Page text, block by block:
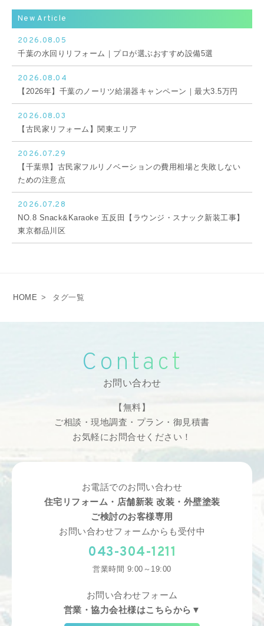
New Article
2026.08.05
千葉の水回りリフォーム｜プロが選ぶおすすめ設備5選
2026.08.04
【2026年】千葉のノーリツ給湯器キャンペーン｜最大3.5万円
2026.08.03
【古民家リフォーム】関東エリア
2026.07.29
【千葉県】古民家フルリノベーションの費用相場と失敗しない
ための注意点
2026.07.28
NO.8 Snack&Karaoke 五反田【ラウンジ・スナック新装工事】
東京都品川区
HOME > タグ一覧
Contact
お問い合わせ
【無料】
ご相談・現地調査・プラン・御見積書
お気軽にお問合せください！
お電話でのお問い合わせ
住宅リフォーム・店舗新装 改装・外壁塗装
ご検討のお客様専用
お問い合わせフォームからも受付中
043-304-1211
営業時間 9:00～19:00
お問い合わせフォーム
営業・協力会社様はこちらから▼